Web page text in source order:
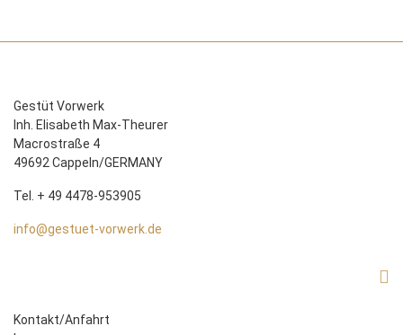
Gestüt Vorwerk
Inh. Elisabeth Max-Theurer
Macrostraße 4
49692 Cappeln/GERMANY
Tel. + 49 4478-953905
info@gestuet-vorwerk.de
Kontakt/Anfahrt